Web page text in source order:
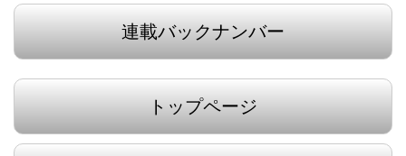
連載バックナンバー
トップページ